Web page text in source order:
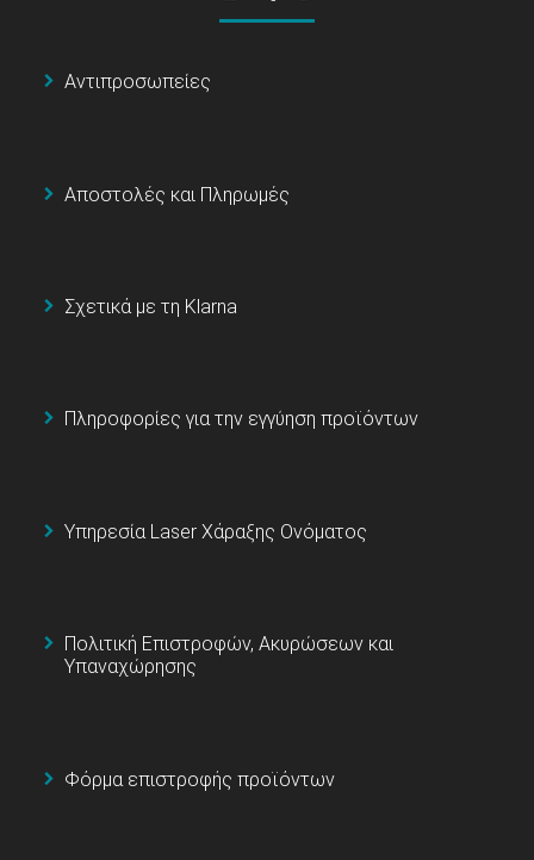
Αντιπροσωπείες
Αποστολές και Πληρωμές
Σχετικά με τη Klarna
Πληροφορίες για την εγγύηση προϊόντων
Υπηρεσία Laser Χάραξης Ονόματος
Πολιτική Επιστροφών, Ακυρώσεων και
Υπαναχώρησης
Φόρμα επιστροφής προϊόντων